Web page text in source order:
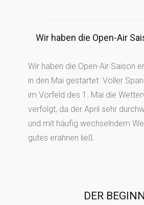
Wir haben die Open-Air
Wir haben die Open-Air Saison
in den Mai gestartet. Voller
im Vorfeld des 1. Mai die
verfolgt, da der April sehr
und mit häufig wechselndem
gutes erahnen ließ.
DER BEGINN